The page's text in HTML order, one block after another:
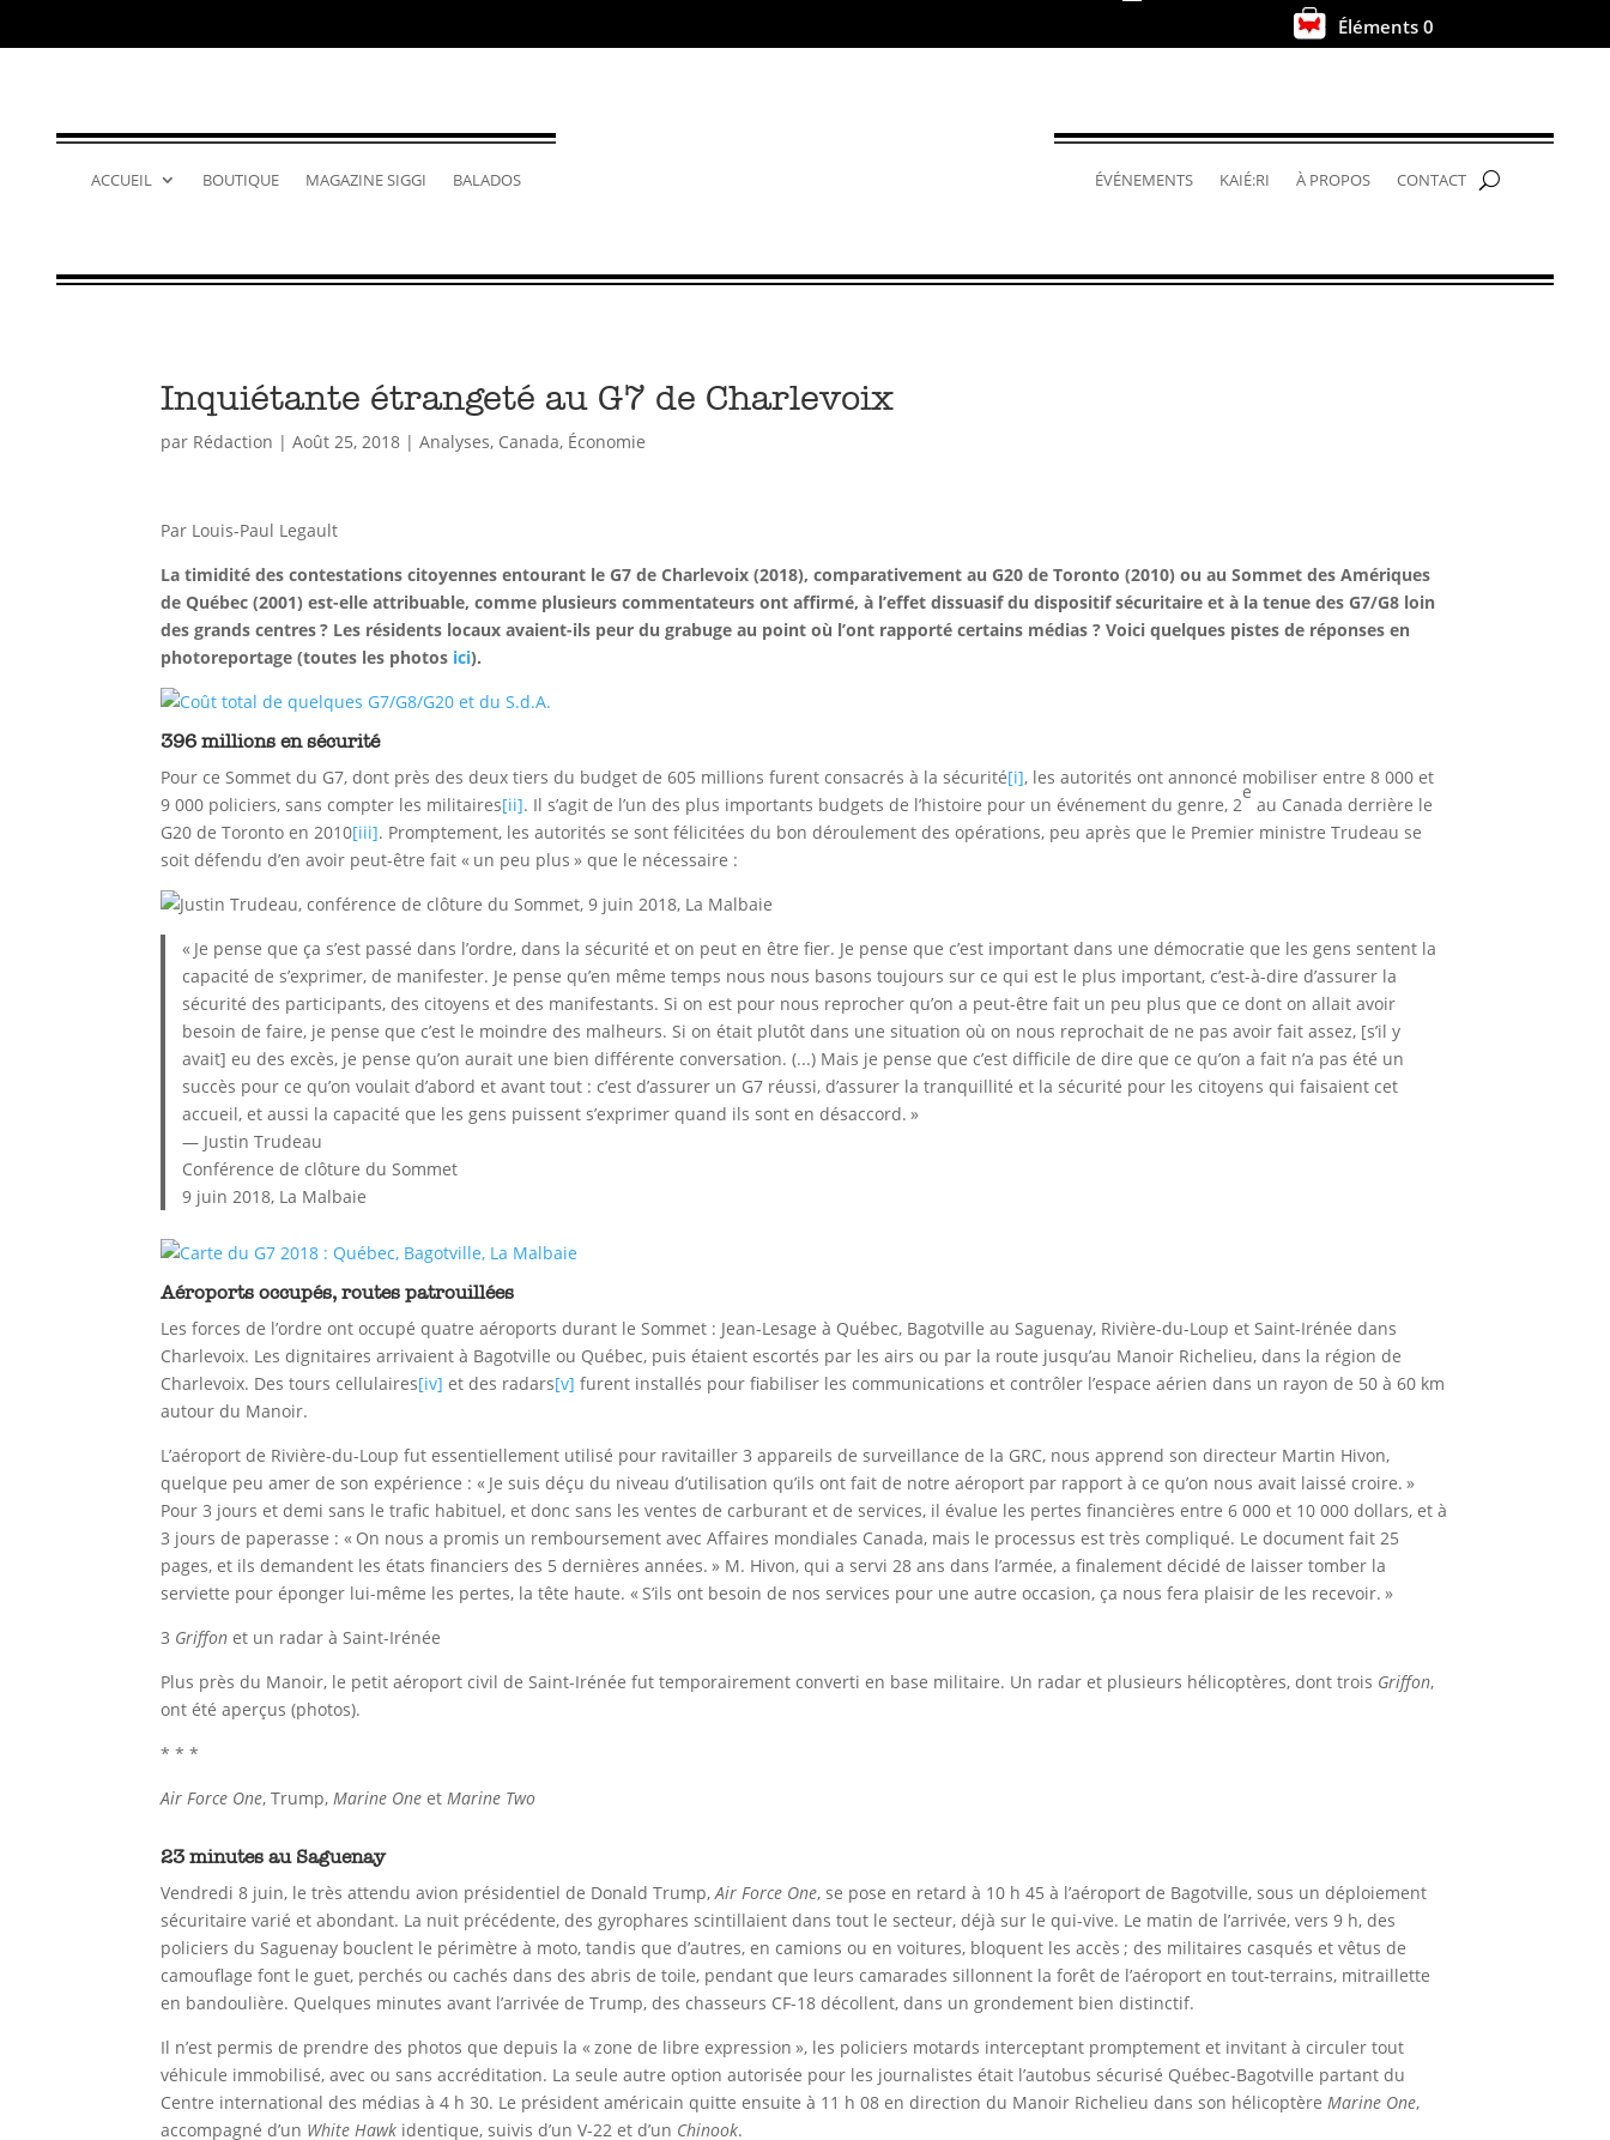
. Éléments 0
ACCUEIL BOUTIQUE MAGAZINE SIGGI BALADOS ÉVÉNEMENTS KAIÉ:RI À PROPOS CONTACT
Inquiétante étrangeté au G7 de Charlevoix
par Rédaction |Août 25, 2018 |Analyses, Canada, Économie
Par Louis-Paul Legault
La timidité des contestations citoyennes entourant le G7 de Charlevoix (2018), comparativement au G20 de Toronto (2010) ou au Sommet des Amériques
de Québec (2001) est-elle attribuable, comme plusieurs commentateurs ont affirmé, à l’effet dissuasif du dispositif sécuritaire et à la tenue des G7/G8 loin
des grands centres ? Les résidents locaux avaient-ils peur du grabuge au point où l’ont rapporté certains médias ? Voici quelques pistes de réponses en
photoreportage (toutes les photos ici).
396 millions en sécurité
Pour ce Sommet du G7, dont près des deux tiers du budget de 605 millions furent consacrés à la sécurité[i], les autorités ont annoncé mobiliser entre 8 000 et
9 000 policiers, sans compter les militaires[ii]. Il s’agit de l’un des plus importants budgets de l’histoire pour un événement du genre, 2
e
au Canada derrière le
G20 de Toronto en 2010[iii]. Promptement, les autorités se sont félicitées du bon déroulement des opérations, peu après que le Premier ministre Trudeau se
soit défendu d’en avoir peut-être fait « un peu plus » que le nécessaire :
« Je pense que ça s’est passé dans l’ordre, dans la sécurité et on peut en être fier. Je pense que c’est important dans une démocratie que les gens sentent la
capacité de s’exprimer, de manifester. Je pense qu’en même temps nous nous basons toujours sur ce qui est le plus important, c’est-à-dire d’assurer la
sécurité des participants, des citoyens et des manifestants. Si on est pour nous reprocher qu’on a peut-être fait un peu plus que ce dont on allait avoir
besoin de faire, je pense que c’est le moindre des malheurs. Si on était plutôt dans une situation où on nous reprochait de ne pas avoir fait assez, [s’il y
avait] eu des excès, je pense qu’on aurait une bien différente conversation. (...) Mais je pense que c’est difficile de dire que ce qu’on a fait n’a pas été un
succès pour ce qu’on voulait d’abord et avant tout : c’est d’assurer un G7 réussi, d’assurer la tranquillité et la sécurité pour les citoyens qui faisaient cet
accueil, et aussi la capacité que les gens puissent s’exprimer quand ils sont en désaccord. »
— Justin Trudeau
Conférence de clôture du Sommet
9 juin 2018, La Malbaie
Aéroports occupés, routes patrouillées
Les forces de l’ordre ont occupé quatre aéroports durant le Sommet : Jean-Lesage à Québec, Bagotville au Saguenay, Rivière-du-Loup et Saint-Irénée dans
Charlevoix. Les dignitaires arrivaient à Bagotville ou Québec, puis étaient escortés par les airs ou par la route jusqu’au Manoir Richelieu, dans la région de
Charlevoix. Des tours cellulaires[iv] et des radars[v] furent installés pour fiabiliser les communications et contrôler l’espace aérien dans un rayon de 50 à 60 km
autour du Manoir.
L’aéroport de Rivière-du-Loup fut essentiellement utilisé pour ravitailler 3 appareils de surveillance de la GRC, nous apprend son directeur Martin Hivon,
quelque peu amer de son expérience : « Je suis déçu du niveau d’utilisation qu’ils ont fait de notre aéroport par rapport à ce qu’on nous avait laissé croire. »
Pour 3 jours et demi sans le trafic habituel, et donc sans les ventes de carburant et de services, il évalue les pertes financières entre 6 000 et 10 000 dollars, et à
3 jours de paperasse : « On nous a promis un remboursement avec Affaires mondiales Canada, mais le processus est très compliqué. Le document fait 25
pages, et ils demandent les états financiers des 5 dernières années. » M. Hivon, qui a servi 28 ans dans l’armée, a finalement décidé de laisser tomber la
serviette pour éponger lui-même les pertes, la tête haute. « S’ils ont besoin de nos services pour une autre occasion, ça nous fera plaisir de les recevoir. »
3 Griffon et un radar à Saint-Irénée
Plus près du Manoir, le petit aéroport civil de Saint-Irénée fut temporairement converti en base militaire. Un radar et plusieurs hélicoptères, dont trois Griffon,
ont été aperçus (photos).
* * *
Air Force One, Trump,Marine One etMarine Two
23 minutes au Saguenay
Vendredi 8 juin, le très attendu avion présidentiel de Donald Trump,Air Force One, se pose en retard à 10 h 45 à l’aéroport de Bagotville, sous un déploiement
sécuritaire varié et abondant. La nuit précédente, des gyrophares scintillaient dans tout le secteur, déjà sur le qui-vive. Le matin de l’arrivée, vers 9 h, des
policiers du Saguenay bouclent le périmètre à moto, tandis que d’autres, en camions ou en voitures, bloquent les accès ; des militaires casqués et vêtus de
camouflage font le guet, perchés ou cachés dans des abris de toile, pendant que leurs camarades sillonnent la forêt de l’aéroport en tout-terrains, mitraillette
en bandoulière. Quelques minutes avant l’arrivée de Trump, des chasseurs CF-18 décollent, dans un grondement bien distinctif.
Il n’est permis de prendre des photos que depuis la « zone de libre expression », les policiers motards interceptant promptement et invitant à circuler tout
véhicule immobilisé, avec ou sans accréditation. La seule autre option autorisée pour les journalistes était l’autobus sécurisé Québec-Bagotville partant du
Centre international des médias à 4 h 30. Le président américain quitte ensuite à 11 h 08 en direction du Manoir Richelieu dans son hélicoptèreMarine One,
accompagné d’un White Hawk identique, suivis d’un V-22 et d’un Chinook.